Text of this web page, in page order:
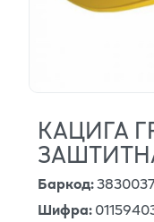
КАЦИГА
Баркод:
Шифра: